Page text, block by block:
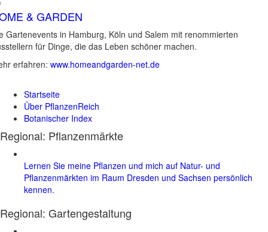
& GARDEN
Gartenevents in Hamburg, Köln und Salem mit renommierten
für Dinge, die das Leben schöner machen.
erfahren: www.homeandgarden-net.de
Startseite
Über PflanzenReich
Botanischer Index
Regional: Pflanzenmärkte
Lernen Sie meine Pflanzen und mich auf Natur- und
Pflanzenmärkten im Raum Dresden und Sachsen persönlich
kennen.
Regional: Gartengestaltung